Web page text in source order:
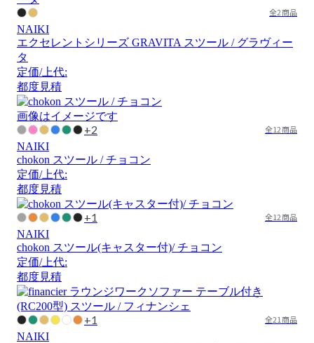
全2商品
NAIKI
エクセレントシリーズ GRAVITA スツール / グラヴィー
タ
定価/上代:
都度見積
画像はイメージです
+2 全12商品
NAIKI
chokon スツール / チョコン
定価/上代:
都度見積
+1 全12商品
NAIKI
chokon スツール(キャスター付)/ チョコン
定価/上代:
都度見積
+1 全21商品
NAIKI